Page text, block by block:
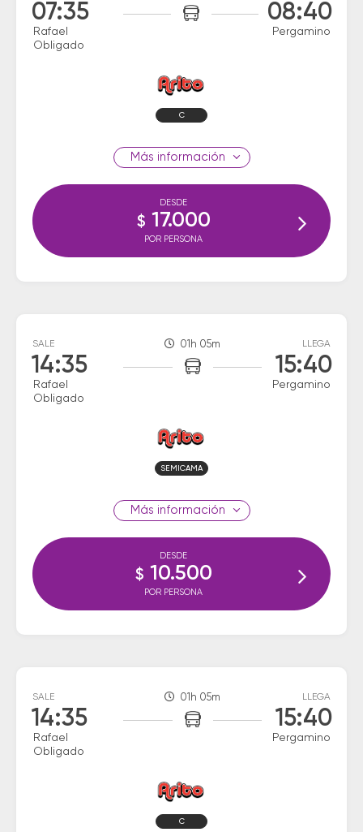
07:35
Rafael
Obligado
08:40
Pergamino
C
información
DESDE
$ 17.000
POR PERSONA
SALE
14:35
Rafael
Obligado
01h 05m LLEGA
15:40
Pergamino
SEMICAMA
información
DESDE
$ 10.500
POR PERSONA
SALE
14:35
Rafael
Obligado
01h 05m LLEGA
15:40
Pergamino
C